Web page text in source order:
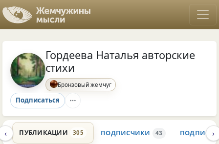
Гордеева Наталья авторские
стихи
Бронзовый жемчуг
Подписаться
ПУБЛИКАЦИИ 305 ПОДПИСЧИКИ 43 ПОДПИСКИ
‹ ›